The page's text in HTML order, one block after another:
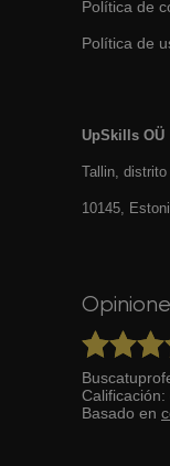
Política de
Política de
UpSkills OÜ
Tallin,
10145,
Calificación:
Basado en